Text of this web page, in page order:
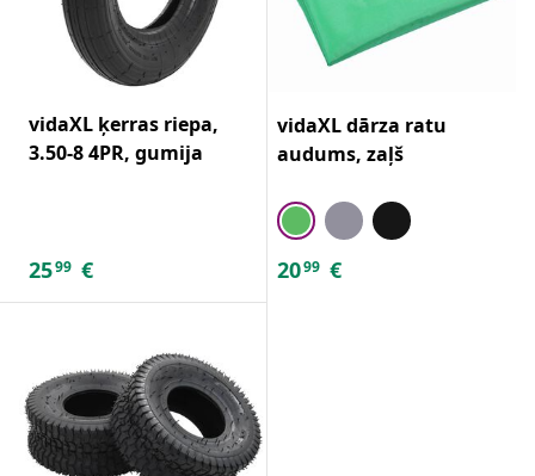
vidaXL ķerras riepa,
3.50-8 4PR, gumija
2599 €
vidaXL dārza ratu
audums, zaļš
2099 €